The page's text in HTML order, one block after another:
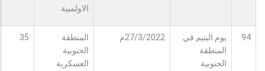
الاولمبية
94
يوم اليتيم في
المنطقة
الجنوبية
27/3/2022م
المنطقة
الجنوبية
العسكرية
35